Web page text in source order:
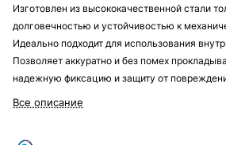
Изготовлен из высококачественной стали
долговечностью и устойчивостью к
Идеально подходит для использования
Позволяет аккуратно и без помех
надежную фиксацию и защиту от
Все описание